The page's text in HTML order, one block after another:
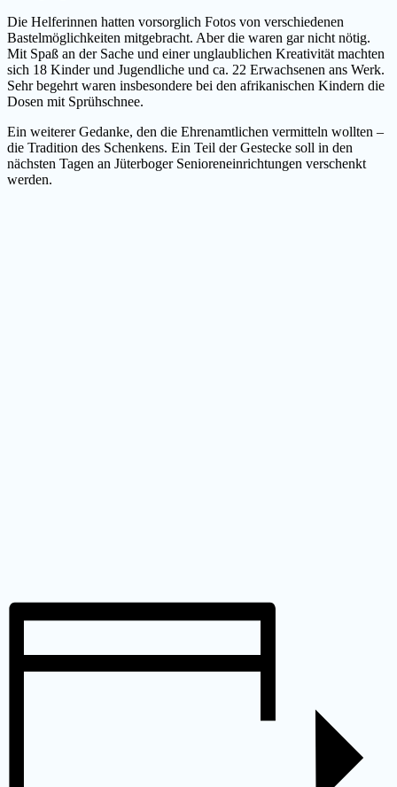
Die Helferinnen hatten vorsorglich Fotos von verschiedenen
Bastelmöglichkeiten mitgebracht. Aber die waren gar nicht nötig.
Mit Spaß an der Sache und einer unglaublichen Kreativität machten
sich 18 Kinder und Jugendliche und ca. 22 Erwachsenen ans Werk.
Sehr begehrt waren insbesondere bei den afrikanischen Kindern die
Dosen mit Sprühschnee.
Ein weiterer Gedanke, den die Ehrenamtlichen vermitteln wollten –
die Tradition des Schenkens. Ein Teil der Gestecke soll in den
nächsten Tagen an Jüterboger Senioreneinrichtungen verschenkt
werden.